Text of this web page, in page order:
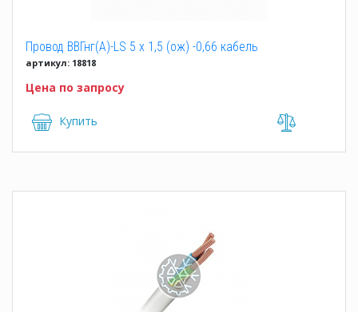
Провод ВВГнг(А)-LS 5 x 1,5 (ож) -0,66 кабель
артикул: 18818
Цена по запросу
Купить